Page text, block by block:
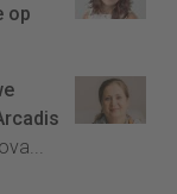
op